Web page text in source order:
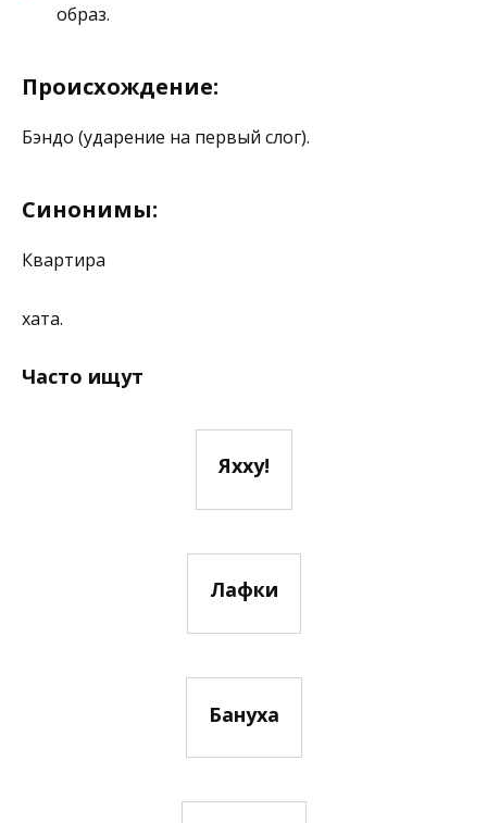
образ.
Происхождение:
Бэндо (ударение на первый слог).
Синонимы:
Квартира
хата.
Часто ищут
Яхху!
Лафки
Бануха